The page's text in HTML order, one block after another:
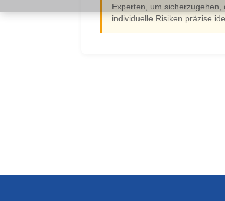
Experten, um
individuelle Risiken präzise